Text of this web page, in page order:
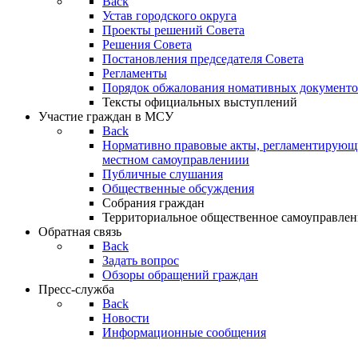
Устав городского округа
Проекты решений Совета
Решения Совета
Постановления председателя Совета
Регламенты
Порядок обжалования номативных
Тексты официальных выступлений
Участие граждан в МСУ
Back
Нормативно правовые акты,
местном самоуправлениии
Публичные слушания
Общественные обсуждения
Собрания граждан
Территориальное общественное
Обратная связь
Back
Задать вопрос
Обзоры обращений граждан
Пресс-служба
Back
Новости
Информационные сообщения